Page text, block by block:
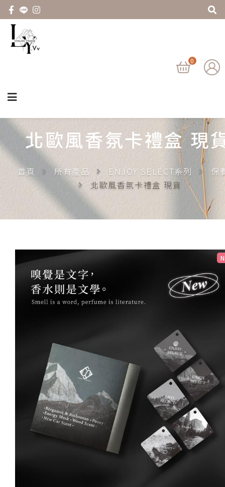
0
北歐風香氛卡禮盒 現
首頁 所有產品 ENJOY SELECT系列
保
北歐風香氛卡禮盒 現貨